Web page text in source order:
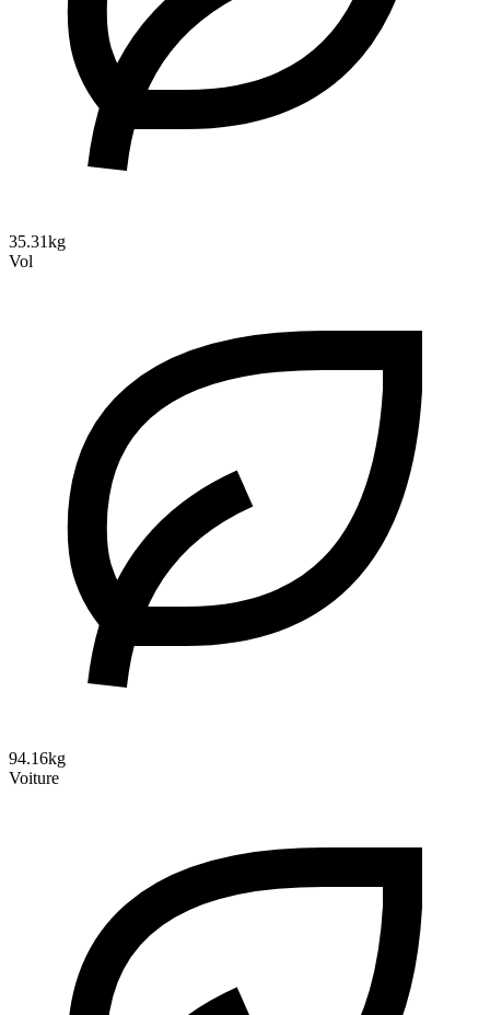
35.31kg
Vol
94.16kg
Voiture